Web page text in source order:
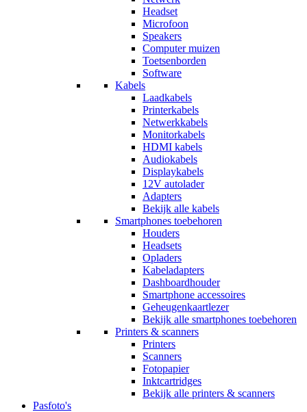
Headset
Microfoon
Speakers
Computer muizen
Toetsenborden
Software
Kabels
Laadkabels
Printerkabels
Netwerkkabels
Monitorkabels
HDMI kabels
Audiokabels
Displaykabels
12V autolader
Adapters
Bekijk alle kabels
Smartphones toebehoren
Houders
Headsets
Opladers
Kabeladapters
Dashboardhouder
Smartphone accessoires
Geheugenkaartlezer
Bekijk alle smartphones toebehoren
Printers & scanners
Printers
Scanners
Fotopapier
Inktcartridges
Bekijk alle printers & scanners
Pasfoto's